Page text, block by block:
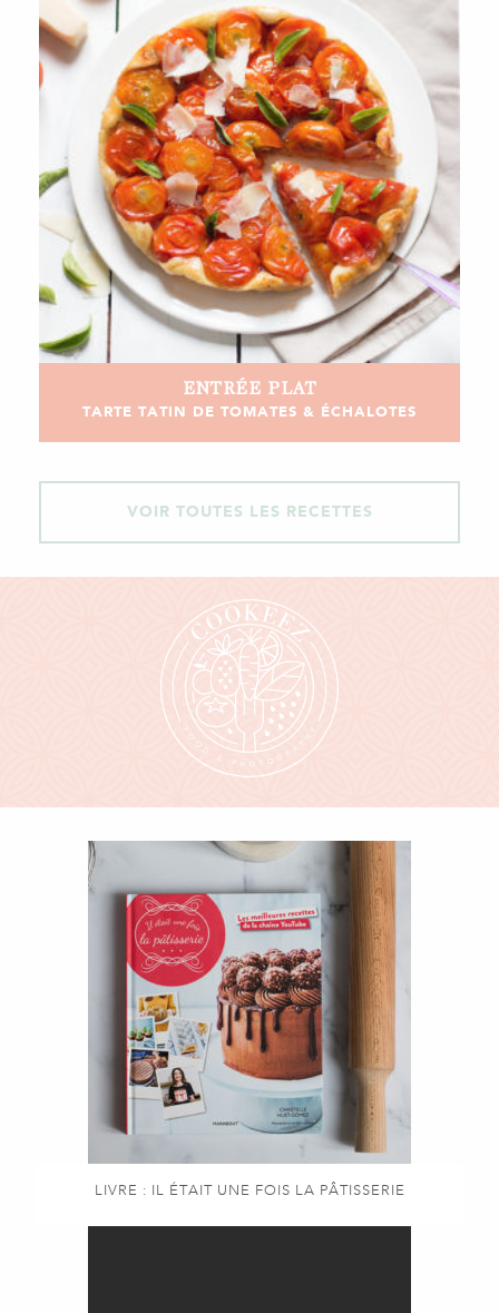
ENTRÉE PLAT
TARTE TATIN DE TOMATES & ÉCHALOTES
VOIR TOUTES LES RECETTES
LIVRE : IL ÉTAIT UNE FOIS LA PÂTISSERIE